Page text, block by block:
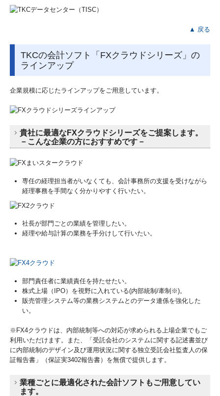
▲ 戻る
TKCの会計ソフト「FXクラウドシリーズ」の
ラインアップ
企業規模に応じたラインアップをご⽤意しています。
貴社に最適なFXクラウドシリーズをご提案します。
－こんな企業の方におすすめです－
専任の経理担当者がいなくても、会計事務所の支援を受けながら
経理事務を手間なく分かりやすく行いたい。
社長が部門ごとの業績を管理したい。
経理や給与計算の業務を手分けして行いたい。
部門責任者に業績責任を持たせたい。
株式上場（IPO）を視野に入れている(内部統制/牽制※)。
販売管理システム等の業務システムとのデータ連係を強化した
い。
※FX4クラウドは、内部統制等への対応が求められる上場企業でもご
利用いただけます。また、「受託会社のシステムに関する記述書並び
に内部統制のデザイン及び運用状況に関する独立受託会社監査人の保
証報告書」（保証実3402報告書）を無償で提供します。
業種ごとに最適化された会計ソフトもご用意してい
ます。